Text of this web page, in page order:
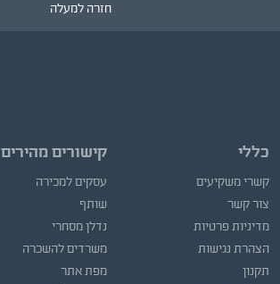
חזרה למעלה
כללי
קשרי משקיעים
צור קשר
מדיניות פרטיות
הצהרת נגישות
תקנון
קישורים מהירים
עסקים למכירה
שותף
נדלן מסחרי
משרדים להשכרה
מפת אתר